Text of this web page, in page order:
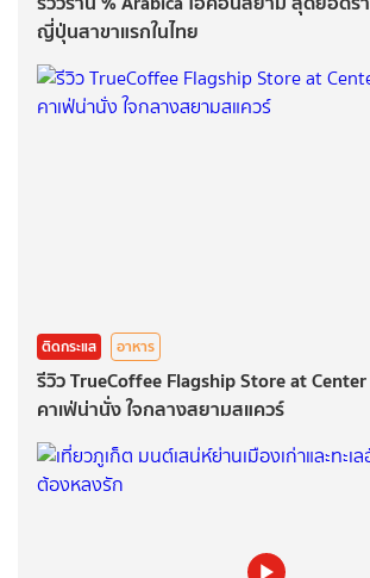
ญี่ปุ่นสาขาแรกในไทย
ติดกระแส อาหาร
รีวิว TrueCoffee Flagship Store at
คาเฟ่น่านั่ง ใจกลางสยามสแควร์